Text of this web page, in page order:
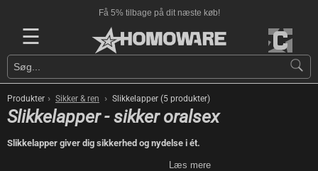
Få 5% tilbage på dit næste køb!
☰
Produkter › Sikker & ren › Slikkelapper (5 produkter)
Slikkelapper - sikker oralsex
Slikkelapper giver dig sikkerhed og nydelse i ét.
Læs mere